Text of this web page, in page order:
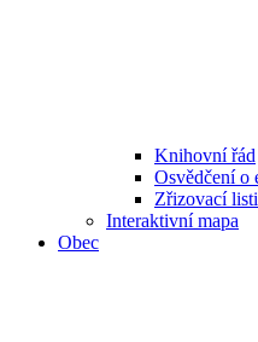
Knihovní řád
Osvědčení o
Zřizovací
Interaktivní mapa
Obec